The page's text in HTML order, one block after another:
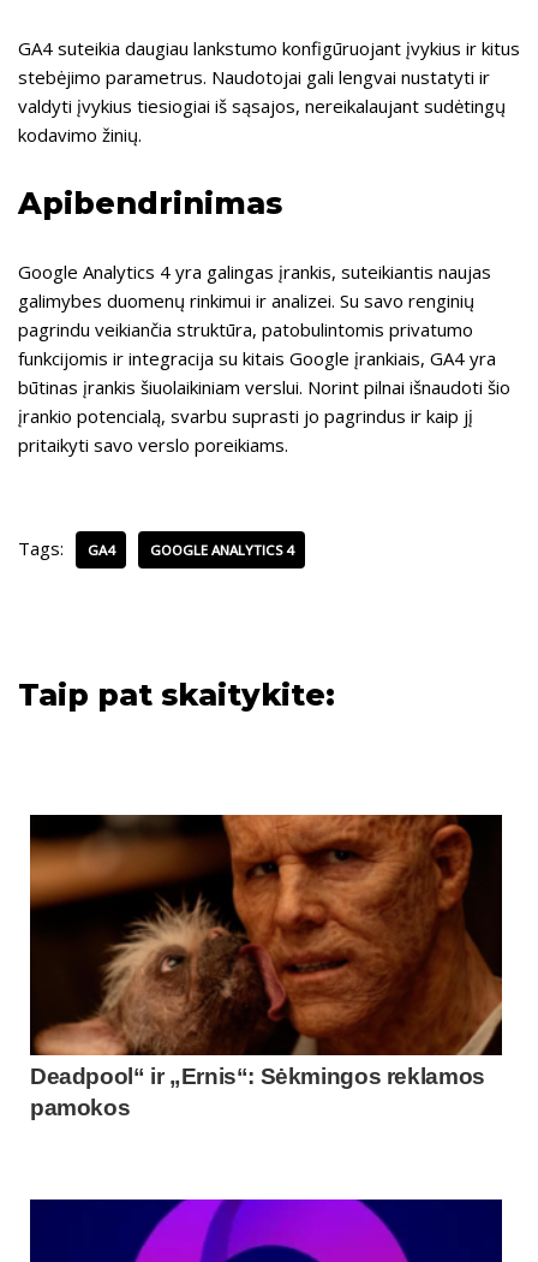
GA4 suteikia daugiau lankstumo konfigūruojant įvykius ir kitus
stebėjimo parametrus. Naudotojai gali lengvai nustatyti ir
valdyti įvykius tiesiogiai iš sąsajos, nereikalaujant sudėtingų
kodavimo žinių.
Apibendrinimas
Google Analytics 4 yra galingas įrankis, suteikiantis naujas
galimybes duomenų rinkimui ir analizei. Su savo renginių
pagrindu veikiančia struktūra, patobulintomis privatumo
funkcijomis ir integracija su kitais Google įrankiais, GA4 yra
būtinas įrankis šiuolaikiniam verslui. Norint pilnai išnaudoti šio
įrankio potencialą, svarbu suprasti jo pagrindus ir kaip jį
pritaikyti savo verslo poreikiams.
Tags: GA4 GOOGLE ANALYTICS 4
Taip pat skaitykite:
Deadpool“ ir „Ernis“: Sėkmingos reklamos
pamokos